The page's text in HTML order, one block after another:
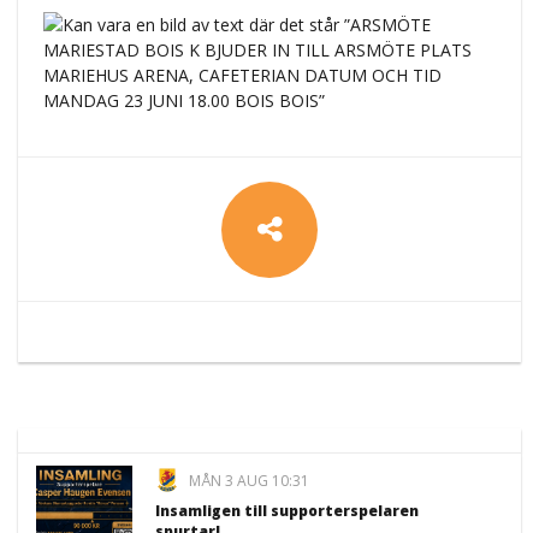
MÅN 3 AUG 10:31
Insamligen till supporterspelaren